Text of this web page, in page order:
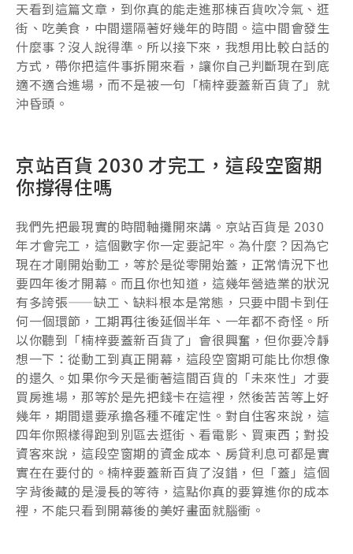
天看到這篇文章，到你真的能走進那棟百貨吹冷氣、逛
街、吃美食，中間還隔著好幾年的時間。這中間會發生
什麼事？沒人說得準。所以接下來，我想用比較白話的
方式，帶你把這件事拆開來看，讓你自己判斷現在到底
適不適合進場，而不是被一句「楠梓要蓋新百貨了」就
沖昏頭。
京站百貨 2030 才完工，這段空窗期
你撐得住嗎
我們先把最現實的時間軸攤開來講。京站百貨是 2030
年才會完工，這個數字你一定要記牢。為什麼？因為它
現在才剛開始動工，等於是從零開始蓋，正常情況下也
要四年後才開幕。而且你也知道，這幾年營造業的狀況
有多誇張——缺工、缺料根本是常態，只要中間卡到任
何一個環節，工期再往後延個半年、一年都不奇怪。所
以你聽到「楠梓要蓋新百貨了」會很興奮，但你要冷靜
想一下：從動工到真正開幕，這段空窗期可能比你想像
的還久。如果你今天是衝著這間百貨的「未來性」才要
買房進場，那等於是先把錢卡在這裡，然後苦苦等上好
幾年，期間還要承擔各種不確定性。對自住客來說，這
四年你照樣得跑到別區去逛街、看電影、買東西；對投
資客來說，這段空窗期的資金成本、房貸利息可都是實
實在在要付的。楠梓要蓋新百貨了沒錯，但「蓋」這個
字背後藏的是漫長的等待，這點你真的要算進你的成本
裡，不能只看到開幕後的美好畫面就腦衝。